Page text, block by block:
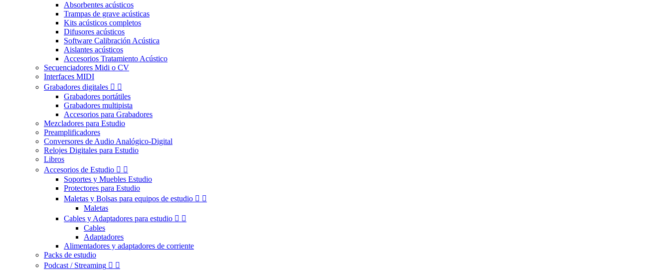
Absorbentes acústicos
Trampas de grave acústicas
Kits acústicos completos
Difusores acústicos
Software Calibración Acústica
Aislantes acústicos
Accesorios Tratamiento Acústico
Secuenciadores Midi o CV
Interfaces MIDI
Grabadores digitales  
Grabadores portátiles
Grabadores multipista
Accesorios para Grabadores
Mezcladores para Estudio
Preamplificadores
Conversores de Audio Analógico-Digital
Relojes Digitales para Estudio
Libros
Accesorios de Estudio  
Soportes y Muebles Estudio
Protectores para Estudio
Maletas y Bolsas para equipos de estudio  
Maletas
Cables y Adaptadores para estudio  
Cables
Adaptadores
Alimentadores y adaptadores de corriente
Packs de estudio
Podcast / Streaming  